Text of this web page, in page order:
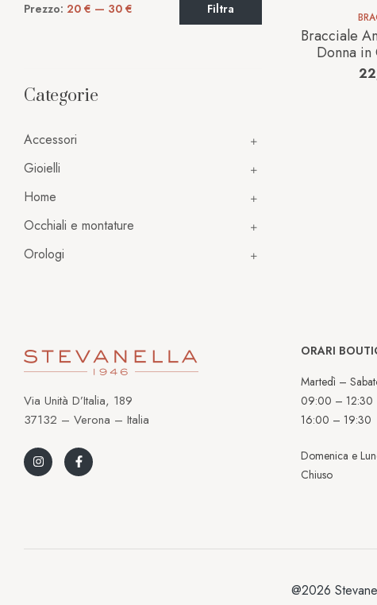
Bracciale
Donna in
Filtra
Prezzo: 20 € — 30 €
Categorie
Accessori
Gioielli
Home
Occhiali e montature
Orologi
Via Unità D’Italia, 189
37132 – Verona – Italia
ORARI
Martedì –
09:00 – 12:30
16:00 – 19:30
Domenica e
Chiuso
@2026